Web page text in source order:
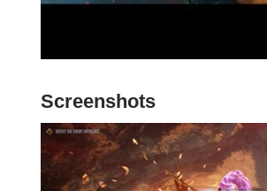
Screenshots